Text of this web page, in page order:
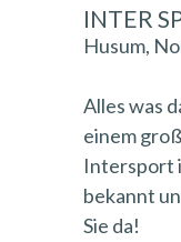
INTER
Husum,
Alles was
einem
Intersport
bekannt
Sie da!